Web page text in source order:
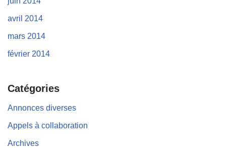
avril 2014
mars 2014
février 2014
Catégories
Annonces diverses
Appels à collaboration
Archives